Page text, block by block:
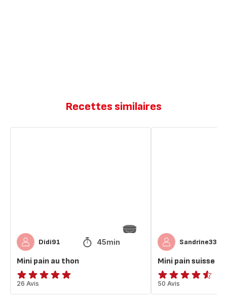
Recettes similaires
Didi91 45min
Mini pain au thon
Avis
5
26 Avis
Sandrine33
Mini pain suisse
ratings.4.5
50 Avis